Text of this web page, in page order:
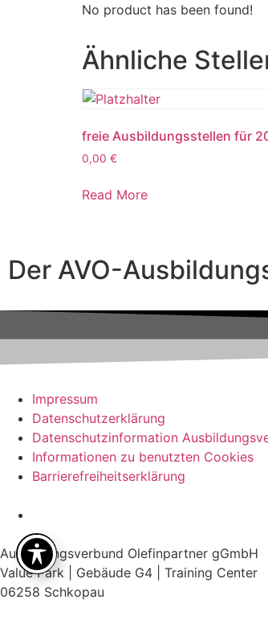
No product has been found!
Ähnliche
freie Ausbildungsstellen für
0,00 €
Read More
Der AVO-
Impressum
Datenschutzerklärung
Datenschutzinformation
Informationen zu benutzten Cookies
Barrierefreiheitserklärung
Ausbildungsverbund Olefinpartner gGmbH
Value Park | Gebäude G4 | Training Center
06258 Schkopau